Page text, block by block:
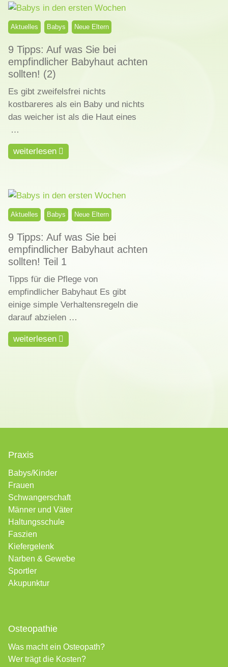
Aktuelles Babys Neue Eltern
9 Tipps: Auf was Sie bei
empfindlicher Babyhaut achten
sollten! (2)
Es gibt zweifelsfrei nichts
kostbareres als ein Baby und nichts
das weicher ist als die Haut eines
…
weiterlesen
Aktuelles Babys Neue Eltern
9 Tipps: Auf was Sie bei
empfindlicher Babyhaut achten
sollten! Teil 1
Tipps für die Pflege von
empfindlicher Babyhaut Es gibt
einige simple Verhaltensregeln die
darauf abzielen …
weiterlesen
Praxis
Babys/Kinder
Frauen
Schwangerschaft
Männer und Väter
Haltungsschule
Faszien
Kiefergelenk
Narben & Gewebe
Sportler
Akupunktur
Osteopathie
Was macht ein Osteopath?
Wer trägt die Kosten?